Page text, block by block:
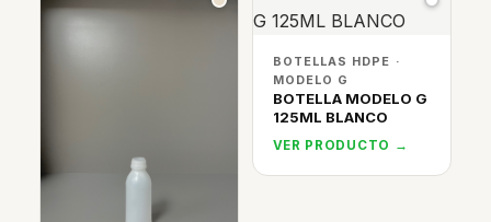
BOTELLAS HDPE ·
MODELO G
BOTELLA MODELO G
125ML BLANCO
VER PRODUCTO →